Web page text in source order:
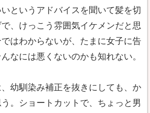
というアドバイスを聞いて髪を切
、けっこう雰囲気イケメンだと思
はわからないが、たまに女子に告
なには悪くないのかも知れない。
幼馴染み補正を抜きにしても、か
。ショートカットで、ちょっと男